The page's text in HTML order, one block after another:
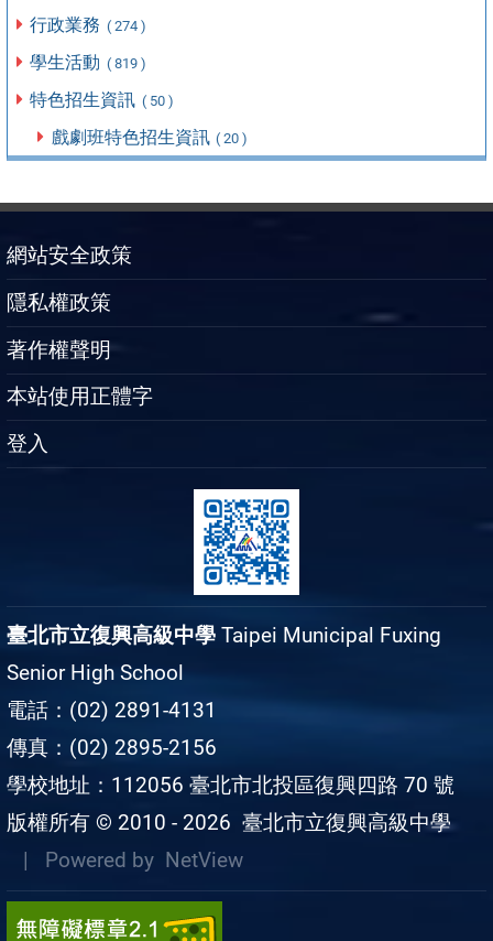
行政業務 ( 274 )
學生活動 ( 819 )
特色招生資訊 ( 50 )
戲劇班特色招生資訊 ( 20 )
網站安全政策
隱私權政策
著作權聲明
本站使用正體字
登入
臺北市立復興高級中學 Taipei Municipal Fuxing
Senior High School
電話：(02) 2891-4131
傳真：(02) 2895-2156
學校地址：112056 臺北市北投區復興四路 70 號
版權所有 © 2010 - 2026 臺北市立復興高級中學
| Powered by NetView